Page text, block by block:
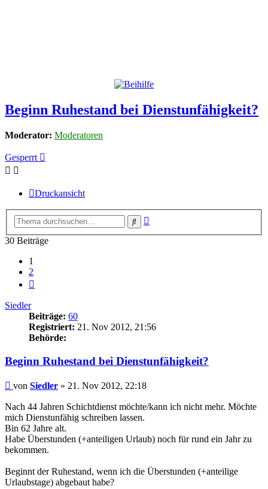
Beginn Ruhestand bei Dienstunfähigkeit?
Moderator: Moderatoren
Gesperrt
Druckansicht
Suche
30 Beiträge
1
2
Siedler
Beiträge: 60
Registriert: 21. Nov 2012, 21:56
Behörde:
Beginn Ruhestand bei Dienstunfähigkeit?
Beitrag
von Siedler » 21. Nov 2012, 22:18
Nach 44 Jahren Schichtdienst möchte/kann ich nicht mehr. Möchte
mich Dienstunfähig schreiben lassen.
Bin 62 Jahre alt.
Habe Überstunden (+anteiligen Urlaub) noch für rund ein Jahr zu
bekommen.
Beginnt der Ruhestand, wenn ich die Überstunden (+anteilige
Urlaubstage) abgebaut habe?